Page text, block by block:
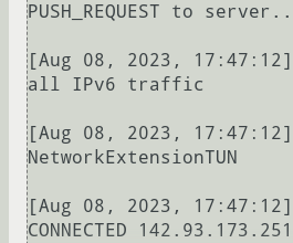
PUSH_REQUEST to
[Aug 08, 2023,
all IPv6 traffic
[Aug 08, 2023,
NetworkExtensionTUN
[Aug 08, 2023, 17:47:12]
CONNECTED